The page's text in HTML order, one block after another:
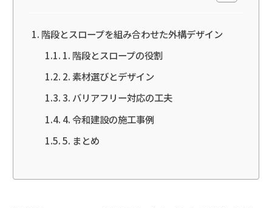
階段とスロープを組み合わせた外構デザイン
1. 階段とスロープの役割
2. 素材選びとデザイン
3. バリアフリー対応の工夫
4. 令和建設の施工事例
5. まとめ